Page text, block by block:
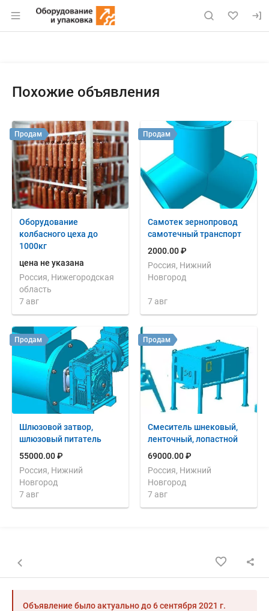
Раздел навигации по сайту eqinfo.ru
Похожие объявления
Оборудование
колбасного цеха до
1000кг
цена не указана
Россия, Нижегородская
область
7 авг
Продам
Самотек зернопровод
самотечный транспорт
2000.00 ₽
Россия, Нижний
Новгород
7 авг
Продам
Шлюзовой затвор,
шлюзовый питатель
55000.00 ₽
Россия, Нижний
Новгород
7 авг
Продам
Смеситель шнековый,
ленточный, лопастной
69000.00 ₽
Россия, Нижний
Новгород
7 авг
Продам
Назад к списку объявлений
Объявление было актуально до6 сентября 2021 г.